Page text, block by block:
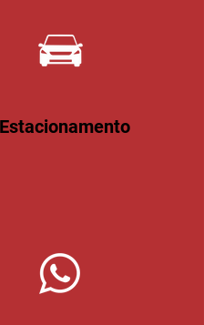
Estacionamento